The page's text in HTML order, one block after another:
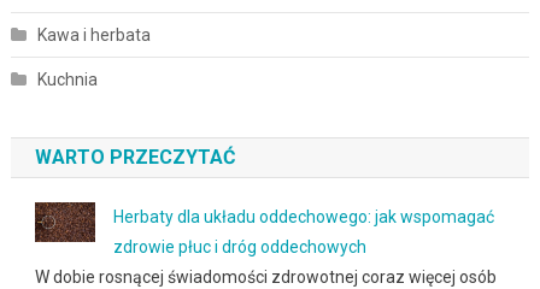
Kawa i herbata
Kuchnia
WARTO PRZECZYTAĆ
Herbaty dla układu oddechowego: jak wspomagać
zdrowie płuc i dróg oddechowych
W dobie rosnącej świadomości zdrowotnej coraz więcej osób